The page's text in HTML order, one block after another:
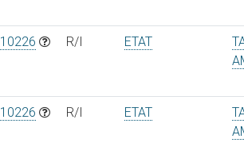
10226 R/I ETAT
10226 R/I ETAT